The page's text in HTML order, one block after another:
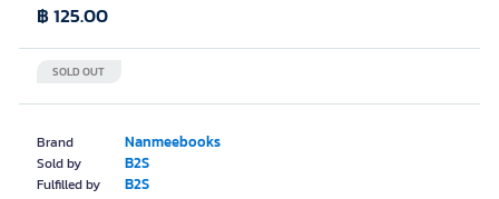
Brand Nanmeebooks
Sold by B2S
Fulfilled by B2S
SOLD OUT
฿ 125.00